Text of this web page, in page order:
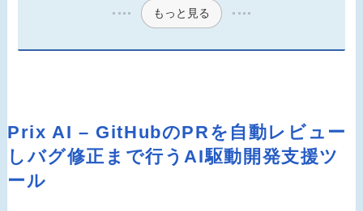
もっと見る
Prix AI – GitHubのPRを自動レビュー
しバグ修正まで行うAI駆動開発支援ツ
ール